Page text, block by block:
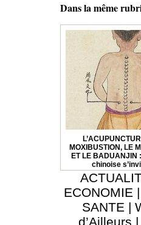
Dans la même
MOXIBUSTION, LE
ET LE
chinoise
ECONOMIE |
SANTE |
d’Ailleurs |